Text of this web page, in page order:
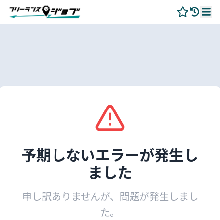
予期しないエラーが発生し
ました
申し訳ありませんが、問題が発生しまし
た。